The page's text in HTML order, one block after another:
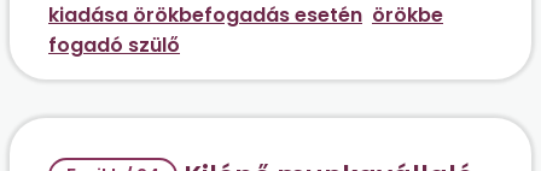
kötelezettség alól az örökbefogadás
előkészítése időszakában, de szeretne több
időt tölteni a gyermekkel, ezért több
szabadságra lenne szüksége. Kiadható az
kiadása örökbefogadás esetén örökbe
fogadó szülő